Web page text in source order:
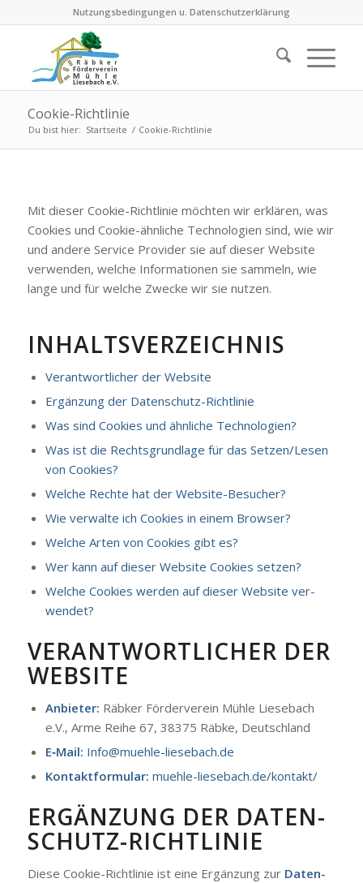
Nutzungsbedingungen u. Datenschutzerklärung
Cookie-Richtlinie
Du bist hier: Startseite / Cookie-Richtlinie
Mit die­ser Coo­kie-Richt­li­nie möch­ten wir erklä­ren, was
Coo­kies und Coo­kie-ähn­li­che Tech­no­lo­gien sind, wie wir
und ande­re Ser­vice Pro­vi­der sie auf die­ser Web­site
ver­wen­den, wel­che Infor­ma­tio­nen sie sam­meln, wie
lan­ge und für wel­che Zwe­cke wir sie nut­zen.
INHALTS­VER­ZEICH­NIS
Ver­ant­wort­li­cher der Web­site
Ergän­zung der Daten­schutz-Richt­li­nie
Was sind Coo­kies und ähn­li­che Tech­no­lo­gien?
Was ist die Rechts­grund­la­ge für das Setzen/Lesen
von Coo­kies?
Wel­che Rech­te hat der Web­site-Besu­cher?
Wie ver­wal­te ich Coo­kies in einem Brow­ser?
Wel­che Arten von Coo­kies gibt es?
Wer kann auf die­ser Web­site Coo­kies set­zen?
Wel­che Coo­kies wer­den auf die­ser Web­site ver­
wen­det?
VER­ANT­WORT­LI­CHER DER
WEB­SITE
Anbie­ter: Räb­ker För­der­ver­ein Müh­le Liesebach
e.V., Arme Rei­he 67, 38375 Räb­ke, Deutsch­land
E‑Mail: Info@muehle-liesebach.de
Kon­takt­for­mu­lar: muehle-liesebach.de/kontakt/
ERGÄN­ZUNG DER DATEN­
SCHUTZ-RICHT­LI­NIE
Die­se Coo­kie-Richt­li­nie ist eine Ergän­zung zur Daten­